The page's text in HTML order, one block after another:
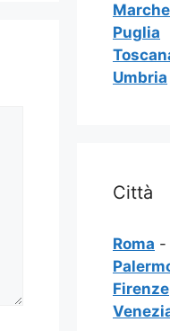
Marche
Puglia
Umbria
Città
Roma -
Firenze